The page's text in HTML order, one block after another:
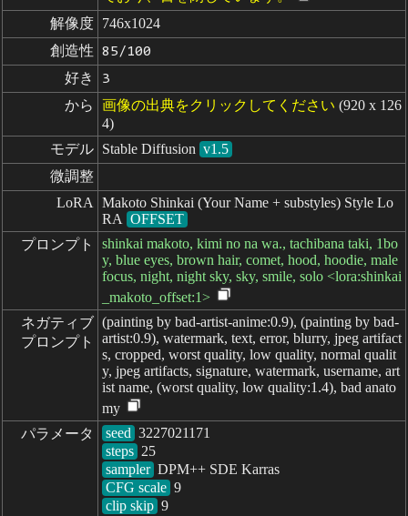
解像度 746x1024
創造性
85/100
好き 3
から 画像の出典をクリックしてください (920 x 126
4)
モデル Stable Diffusion v1.5
微調整
LoRA
Makoto Shinkai (Your Name + substyles) Style Lo
RA OFFSET
プロンプト
shinkai makoto, kimi no na wa., tachibana taki, 1bo
y, blue eyes, brown hair, comet, hood, hoodie, male
focus, night, night sky, sky, smile, solo <lora:shinkai
_makoto_offset:1>
ネガティブ
プロンプト
(painting by bad-artist-anime:0.9), (painting by bad-
artist:0.9), watermark, text, error, blurry, jpeg artifact
s, cropped, worst quality, low quality, normal qualit
y, jpeg artifacts, signature, watermark, username, art
ist name, (worst quality, low quality:1.4), bad anato
my
パラメータ
seed
steps
sampler
CFG scale
clip skip 9